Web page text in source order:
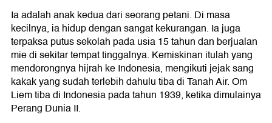
Ia adalah anak kedua dari seorang petani. Di masa
kecilnya, ia hidup dengan sangat kekurangan. Ia juga
terpaksa putus sekolah pada usia 15 tahun dan berjualan
mie di sekitar tempat tinggalnya. Kemiskinan itulah yang
mendorongnya hijrah ke Indonesia, mengikuti jejak sang
kakak yang sudah terlebih dahulu tiba di Tanah Air. Om
Liem tiba di Indonesia pada tahun 1939, ketika dimulainya
Perang Dunia II.